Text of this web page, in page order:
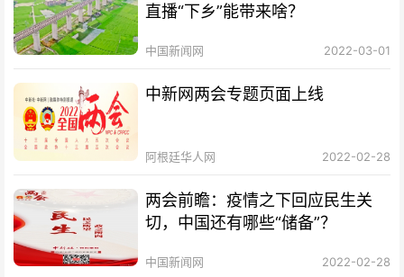
直播“下乡”能带来啥？
中国新闻网 2022-03-01
中新网两会专题页面上线
阿根廷华人网 2022-02-28
两会前瞻：疫情之下回应民生关
切，中国还有哪些“储备”？
中国新闻网 2022-02-28